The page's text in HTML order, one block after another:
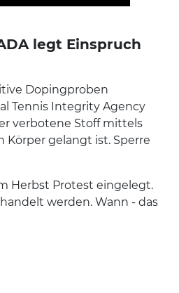
legt Einspruch
Dopingproben
Tennis Integrity Agency
verbotene Stoff mittels
Körper gelangt ist. Sperre
Herbst Protest eingelegt.
werden. Wann - das